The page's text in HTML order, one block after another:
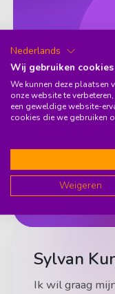
ons
de top 3
Sylvan
Ik wil graag
Nederlands
Wij gebruiken cookies
We kunnen deze plaatsen
onze website te
een geweldige website-
cookies die we gebruiken
Weigeren